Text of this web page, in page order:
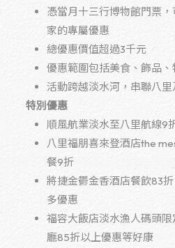
憑當月十三行博物館門票
家的專屬優惠
總優惠價值超過3千元
優惠範圍包括美食、飾品
活動跨越淡水河，串聯八
特別優惠
順風航業淡水至八里航線9
八里福朋喜來登酒店the
餐9折
將捷金鬱金香酒店餐飲83
多優惠
福容大飯店淡水漁人碼頭
廳85折以上優惠等好康